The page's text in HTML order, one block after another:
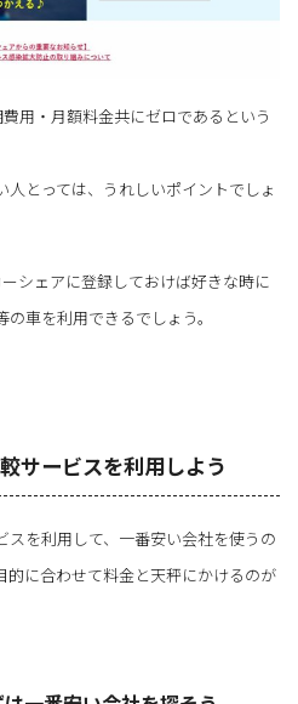
用・月額料金共にゼロであるという
とっては、うれしいポイントでしょ
シェアに登録しておけば好きな時に
車を利用できるでしょう。
サービスを利用しよう
スを利用して、一番安い会社を使うの
的に合わせて料金と天秤にかけるのが